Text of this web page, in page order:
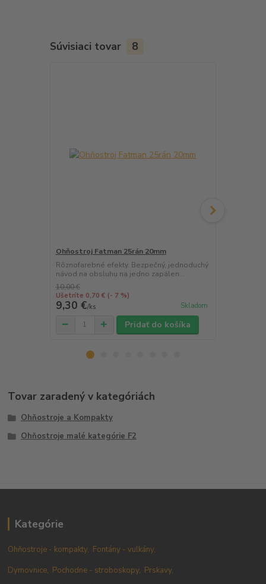
Súvisiaci tovar 8
Ohňostroj Fatman 25rán 20mm
Rôznofarebné efekty. Bezpečný, jednoduchý
návod na obsluhu na jedno zapálen...
10,00 €
Ušetríte 0,70 € (- 7 %)
9,30 €/ks Skladom
Pridať do košíka
Tovar zaradený v kategóriách
Ohňostroje a Kompakty
Ohňostroje malé kategórie F2
Kategórie
Ohňostroje - kompakty, Fontány - vulkány,
Dymovnice, Pochodne - stroboskopy, Prskavy,